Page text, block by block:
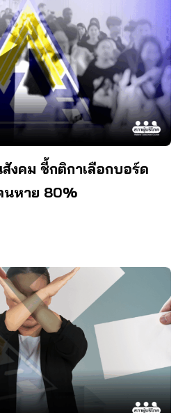
งคม ชี้กติกาเลือกบอร์ด
นหาย 80%